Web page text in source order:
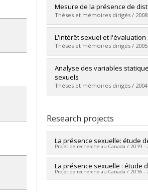
Graduate :Bédard,
Cycle : Doctoral
Grade :Ph. D.
Mesure de la présence de
Thèses et mémoires dirigés / 2008
Graduate :Muschang,
Cycle : Doctoral
Grade :Ph. D.
L'intérêt sexuel et
Thèses et mémoires dirigés / 2005
Graduate :Tétreault, Sylvain
Cycle :Doctoral
Grade :Ph. D.
Lien vers le document dans
Analyse des variables
sexuels
Thèses et mémoires dirigés / 2004
Cycle :Doctoral
Grade :Ph. D.
Lien vers le document dans
Research projects
La présence sexuelle: étude
Projet de recherche au Canada / 2019 -
Lead researcher :Joanne-
Co-researchers : Sylvain
La présence sexuelle : étude
Projet de recherche au Canada / 2016 -